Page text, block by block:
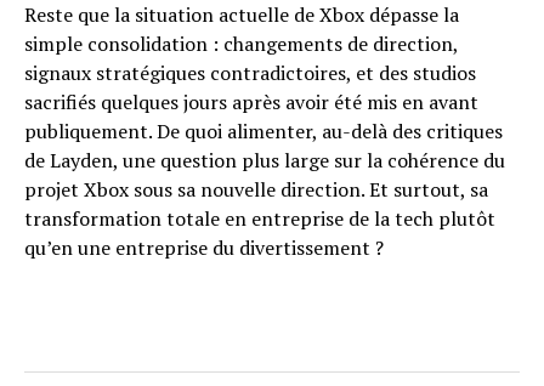
Reste que la situation actuelle de Xbox dépasse la
simple consolidation : changements de direction,
signaux stratégiques contradictoires, et des studios
sacrifiés quelques jours après avoir été mis en avant
publiquement. De quoi alimenter, au-delà des critiques
de Layden, une question plus large sur la cohérence du
projet Xbox sous sa nouvelle direction. Et surtout, sa
transformation totale en entreprise de la tech plutôt
qu’en une entreprise du divertissement ?